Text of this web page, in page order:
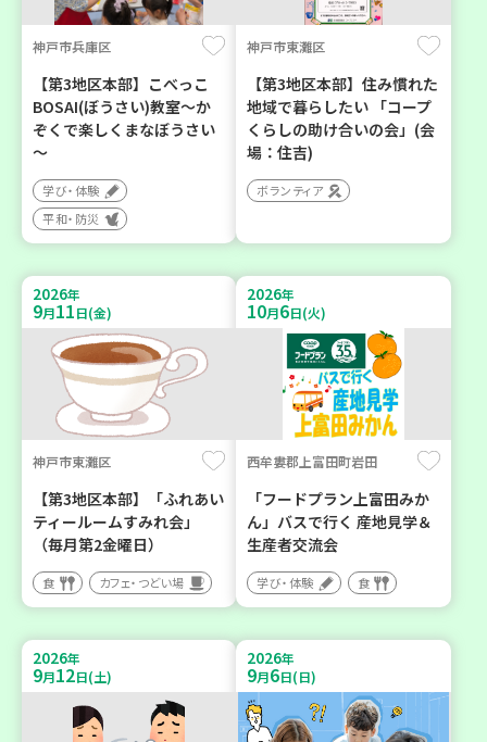
神戸市兵庫区
【第3地区本部】こべっこ
BOSAI(ぼうさい)教室～か
ぞくで楽しくまなぼうさい
～
学び・体験
平和・防災
神戸市東灘区
【第3地区本部】住み慣れた
地域で暮らしたい 「コープ
くらしの助け合いの会」(会
場：住吉)
ボランティア
2026年
9月11日(金)
神戸市東灘区
【第3地区本部】「ふれあい
ティールームすみれ会」
（毎月第2金曜日）
食 カフェ・つどい場
2026年
10月6日(火)
西牟婁郡上富田町岩田
「フードプラン上富田みか
ん」バスで行く 産地見学＆
生産者交流会
学び・体験 食
2026年
9月12日(土)
2026年
9月6日(日)